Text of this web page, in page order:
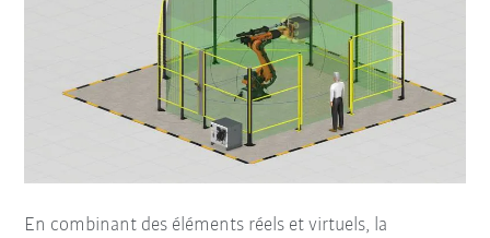
En combinant des éléments réels et virtuels, la